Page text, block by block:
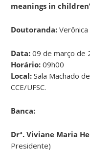
meanings in
Doutoranda:
Data: 09 de março de
Horário: 09h00
Local:Sala Machado
CCE/UFSC.
Banca:
Drª.Viviane Maria
Presidente)